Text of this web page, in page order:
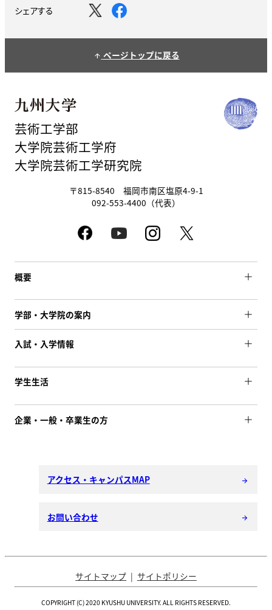
シェアする
arrow_upward ページトップに戻る
芸術工学部
大学院芸術工学府
大学院芸術工学研究院
〒815-8540 福岡市南区塩原4-9-1
092-553-4400（代表）
概要
学部・大学院の案内
入試・入学情報
学生生活
企業・一般・卒業生の方
アクセス・キャンパスMAP arrow_forward
お問い合わせ arrow_forward
サイトマップ サイトポリシー
COPYRIGHT (C) 2020 KYUSHU UNIVERSITY. ALL RIGHTS RESERVED.